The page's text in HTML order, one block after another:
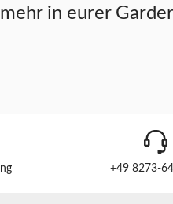
in eurer
+49 8273-